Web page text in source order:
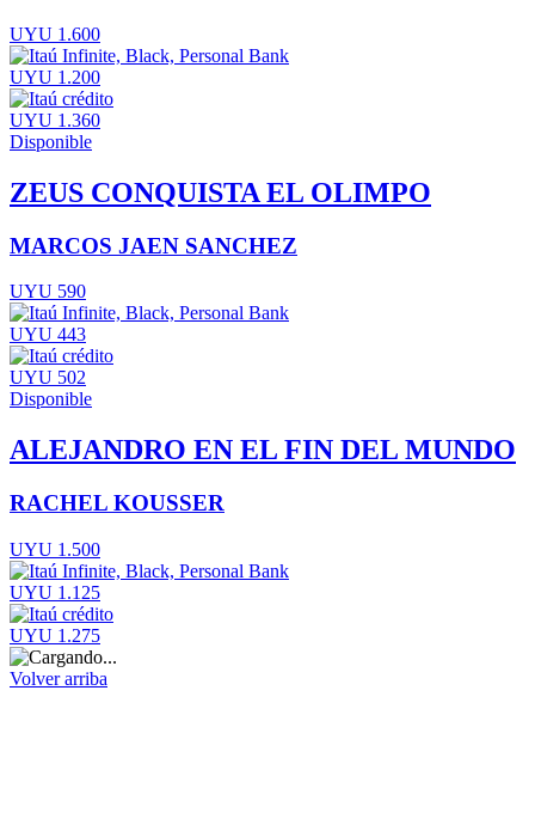
UYU 1.600
UYU 1.200
UYU 1.360
Disponible
ZEUS CONQUISTA EL OLIMPO
MARCOS JAEN SANCHEZ
UYU 590
UYU 443
UYU 502
Disponible
ALEJANDRO EN EL FIN DEL MUNDO
RACHEL KOUSSER
UYU 1.500
UYU 1.125
UYU 1.275
Volver arriba